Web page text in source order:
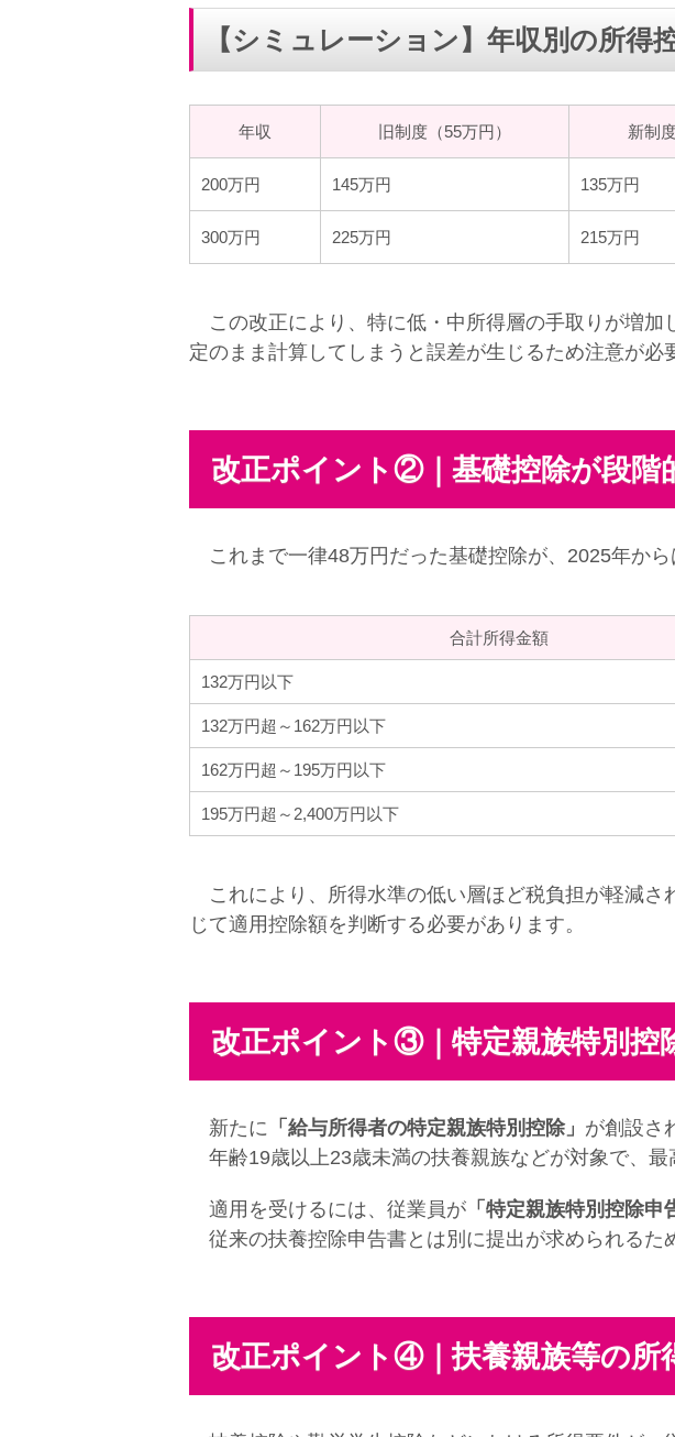
【シミュレーション】年収別の所得
年収 旧制度（55万円） 新制
200万円 145万円 135万円
300万円 225万円 215万円
この改正により、特に低・中所得層の手取りが増加
定のまま計算してしまうと誤差が生じるため注意が必
改正ポイント②｜基礎控除が段階
これまで一律48万円だった基礎控除が、2025年から
合計所得金額
132万円以下
132万円超～162万円以下
162万円超～195万円以下
195万円超～2,400万円以下
これにより、所得水準の低い層ほど税負担が軽減さ
じて適用控除額を判断する必要があります。
改正ポイント③｜特定親族特別控
新たに 「給与所得者の特定親族特別控除」 が創設さ
年齢19歳以上23歳未満の扶養親族などが対象で、最
適用を受けるには、従業員が 「特定親族特別控除申
従来の扶養控除申告書とは別に提出が求められるた
改正ポイント④｜扶養親族等の所